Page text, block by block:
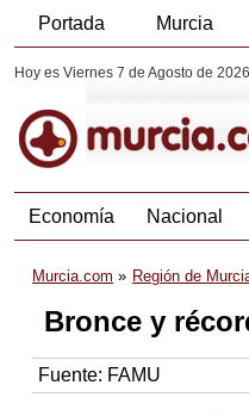
Portada Murcia
Hoy es Viernes 7 de Agosto de 2026
Economía Nacional
Murcia.com Región de
Bronce y
Fuente: FAMU